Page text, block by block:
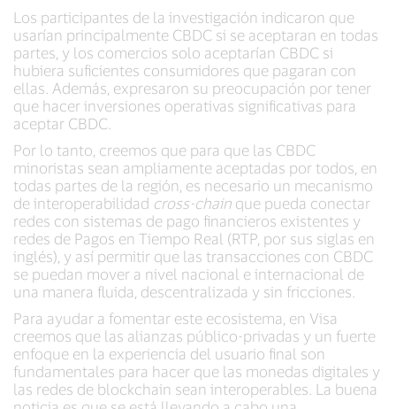
Los participantes de la investigación indicaron que
usarían principalmente CBDC si se aceptaran en todas
partes, y los comercios solo aceptarían CBDC si
hubiera suficientes consumidores que pagaran con
ellas. Además, expresaron su preocupación por tener
que hacer inversiones operativas significativas para
aceptar CBDC.
Por lo tanto, creemos que para que las CBDC
minoristas sean ampliamente aceptadas por todos, en
todas partes de la región, es necesario un mecanismo
de interoperabilidad cross-chain que pueda conectar
redes con sistemas de pago financieros existentes y
redes de Pagos en Tiempo Real (RTP, por sus siglas en
inglés), y así permitir que las transacciones con CBDC
se puedan mover a nivel nacional e internacional de
una manera fluida, descentralizada y sin fricciones.
Para ayudar a fomentar este ecosistema, en Visa
creemos que las alianzas público-privadas y un fuerte
enfoque en la experiencia del usuario final son
fundamentales para hacer que las monedas digitales y
las redes de blockchain sean interoperables. La buena